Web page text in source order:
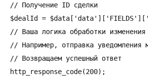
// Получение ID сделки
$dealId =
// Ваша логика обработки изменения
// Например, отправка уведомления
// Возвращаем успешный ответ
http_response_code(200);